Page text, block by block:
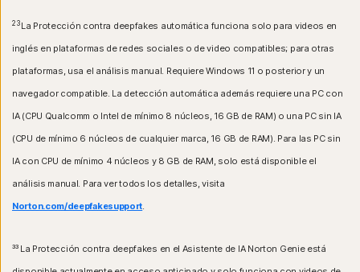
23 La Protección contra deepfakes automática funciona solo para videos en
inglés en plataformas de redes sociales o de video compatibles; para otras
plataformas, usa el análisis manual. Requiere Windows 11 o posterior y un
navegador compatible. La detección automática además requiere una PC con
IA (CPU Qualcomm o Intel de mínimo 8 núcleos, 16 GB de RAM) o una PC sin IA
(CPU de mínimo 6 núcleos de cualquier marca, 16 GB de RAM). Para las PC sin
IA con CPU de mínimo 4 núcleos y 8 GB de RAM, solo está disponible el
análisis manual. Para ver todos los detalles, visita
Norton.com/deepfakesupport
³³ La Protección contra deepfakes en el Asistente de IA Norton Genie está